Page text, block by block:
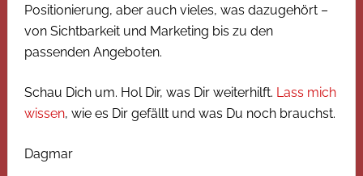
Positionierung, aber auch vieles, was dazugehört –
von Sichtbarkeit und Marketing bis zu den
passenden Angeboten.
Schau Dich um. Hol Dir, was Dir weiterhilft. Lass mich
wissen, wie es Dir gefällt und was Du noch brauchst.
Dagmar